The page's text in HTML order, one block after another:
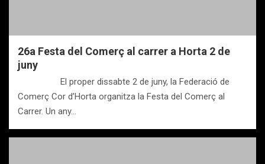
26a Festa del Comerç al carrer a Horta 2 de
juny
El proper dissabte 2 de juny, la Federació de
Comerç Cor d’Horta organitza la Festa del Comerç al
Carrer. Un any…